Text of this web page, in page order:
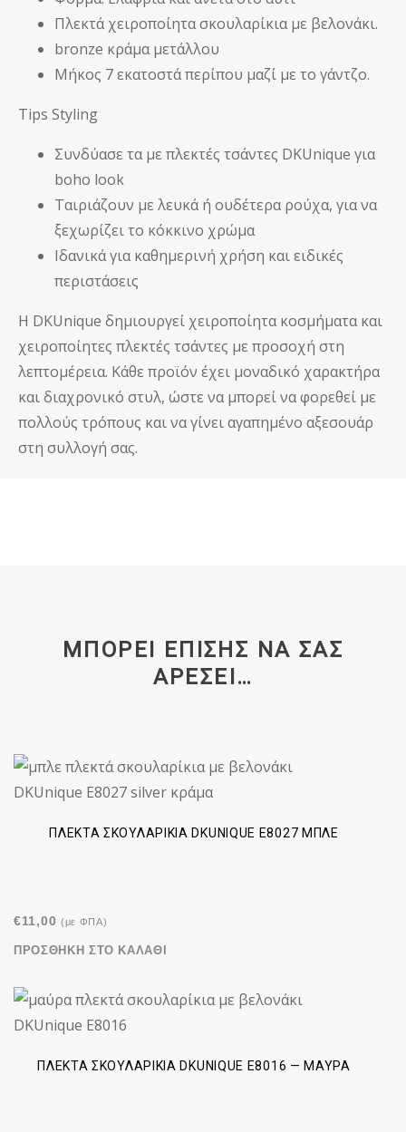
Πλεκτά χειροποίητα σκουλαρίκια με βελονάκι.
bronze κράμα μετάλλου
Μήκος 7 εκατοστά περίπου μαζί με το γάντζο.
Tips Styling
Συνδύασε τα με πλεκτές τσάντες DKUnique για
boho look
Ταιριάζουν με λευκά ή ουδέτερα ρούχα, για να
ξεχωρίζει το κόκκινο χρώμα
Ιδανικά για καθημερινή χρήση και ειδικές
περιστάσεις
Η DKUnique δημιουργεί χειροποίητα κοσμήματα και
χειροποίητες πλεκτές τσάντες με προσοχή στη
λεπτομέρεια. Κάθε προϊόν έχει μοναδικό χαρακτήρα
και διαχρονικό στυλ, ώστε να μπορεί να φορεθεί με
πολλούς τρόπους και να γίνει αγαπημένο αξεσουάρ
στη συλλογή σας.
ΜΠΟΡΕΊ ΕΠΊΣΗΣ ΝΑ ΣΑΣ
ΑΡΈΣΕΙ…
ΠΛΕΚΤΆ ΣΚΟΥΛΑΡΊΚΙΑ DKUNIQUE E8027 ΜΠΛΕ
€11,00 (με ΦΠΑ)
ΠΡΟΣΘΉΚΗ ΣΤΟ ΚΑΛΆΘΙ
ΠΛΕΚΤΆ ΣΚΟΥΛΑΡΊΚΙΑ DKUNIQUE E8016 — ΜΑΎΡΑ